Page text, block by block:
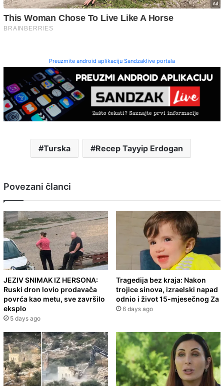
Preuzmite android aplikaciju Sandzaklive portala
Turska Recep Tayyip Erdogan
Povezani članci
JEZIV SNIMAK IZ HERSONA:
Ruski dron lovio prodavača
povrća kao metu, sve završilo
eksplo
5 days ago
Tragedija bez kraja: Nakon
trojice sinova, izraelski napad
odnio i život 15-mjesečnog Za
6 days ago